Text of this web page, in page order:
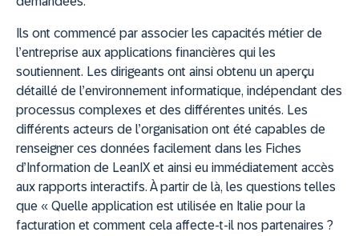
Ils ont commencé par associer les capacités métier de
l’entreprise aux applications financières qui les
soutiennent. Les dirigeants ont ainsi obtenu un aperçu
détaillé de l’environnement informatique, indépendant des
processus complexes et des différentes unités. Les
différents acteurs de l’organisation ont été capables de
renseigner ces données facilement dans les Fiches
d’Information de LeanIX et ainsi eu immédiatement accès
aux rapports interactifs. À partir de là, les questions telles
que « Quelle application est utilisée en Italie pour la
facturation et comment cela affecte-t-il nos partenaires ?